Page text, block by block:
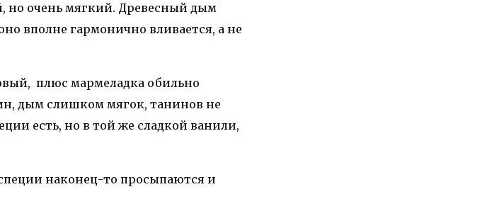
но очень мягкий. Древесный дым
вполне гармонично вливается, а не
плюс мармеладка обильно
дым слишком мягок, танинов не
есть, но в той же сладкой ванили,
наконец-то просыпаются и